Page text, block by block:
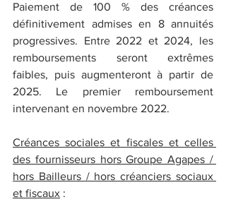
Paiement de 100 % des créances
définitivement admises en 8 annuités
progressives. Entre 2022 et 2024, les
remboursements seront extrêmes
faibles, puis augmenteront à partir de
2025. Le premier remboursement
intervenant en novembre 2022.
Créances sociales et fiscales et celles
des fournisseurs hors Groupe Agapes /
hors Bailleurs / hors créanciers sociaux
et fiscaux :